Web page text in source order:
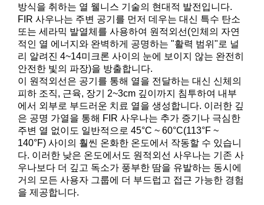
방식을 취하는 열 웰니스 기술의 현대적 발전입니다.
FIR 사우나는 주변 공기를 먼저 데우는 대신 특수 탄소
또는 세라믹 발열체를 사용하여 원적외선(인체의 자연
적인 열 에너지와 완벽하게 공명하는 "활력 범위"로 널
리 알려진 4~14미크론 사이의 눈에 보이지 않는 완전히
안전한 빛의 파장)을 방출합니다.
이 원적외선은 공기를 통해 열을 전달하는 대신 신체의
피하 조직, 근육, 장기 2~3cm 깊이까지 침투하여 내부
에서 외부로 부드러운 치료 열을 생성합니다. 이러한 깊
은 공명 가열을 통해 FIR 사우나는 추가 증기나 극심한
주변 열 없이도 일반적으로 45°C ~ 60°C(113°F ~
140°F) 사이의 훨씬 온화한 온도에서 작동할 수 있습니
다. 이러한 낮은 온도에서도 원적외선 사우나는 기존 사
우나보다 더 깊고 독소가 풍부한 땀을 유발하는 동시에
거의 모든 사용자 그룹에 더 부드럽고 접근 가능한 경험
을 제공합니다.